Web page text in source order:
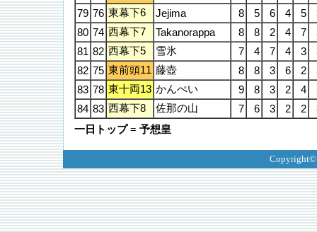
79 76 東幕下6 Jejima 8 5 6 4 5
80 74 西幕下7 Takanorappa 8 8 2 4 7
81 82 西幕下5 雪氷 7 4 7 4 3
82 75 東前頭11 藤壺 8 8 3 6 2
83 78 東十両13 かんぺい 9 8 3 2 4
84 83 西幕下8 佐那の山 7 6 3 2 2
一日トップ = 予想皇